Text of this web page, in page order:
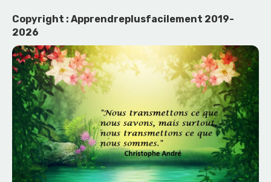
Copyright : Apprendreplusfacilement 2019-
2026